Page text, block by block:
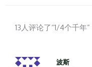
13人评论了“1/4个千年”
波斯